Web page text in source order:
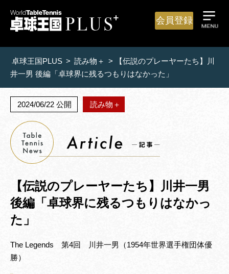
会員登録
卓球王国PLUS > 読み物＋ >
【伝説のプレーヤーたち】川
井一男 後編「卓球界に残るつもりはなかった」
2024/06/22 公開 読み物＋
【伝説のプレーヤーたち】川井一男
後編「卓球界に残るつもりはなかっ
た」
The Legends 第4回 川井一男（1954年世界選手権団体優
勝）